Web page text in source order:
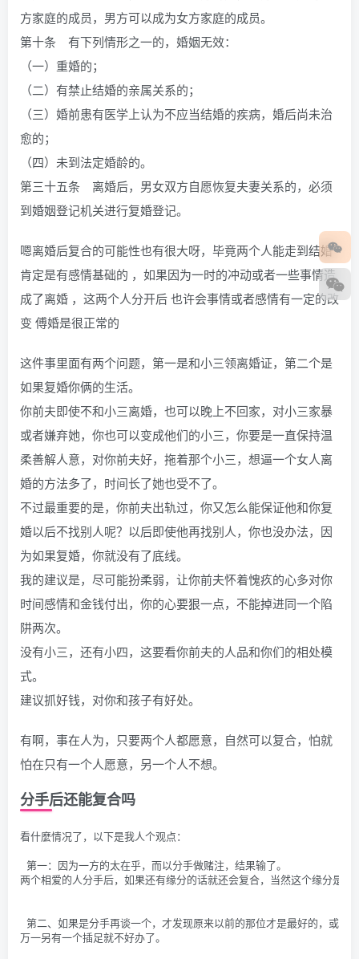
方家庭的成员，男方可以成为女方家庭的成员。
第十条 有下列情形之一的，婚姻无效：
（一）重婚的；
（二）有禁止结婚的亲属关系的；
（三）婚前患有医学上认为不应当结婚的疾病，婚后尚未治
愈的；
（四）未到法定婚龄的。
第三十五条 离婚后，男女双方自愿恢复夫妻关系的，必须
到婚姻登记机关进行复婚登记。
嗯离婚后复合的可能性也有很大呀，毕竟两个人能走到结婚
肯定是有感情基础的 ，如果因为一时的冲动或者一些事情造
成了离婚 ，这两个人分开后 也许会事情或者感情有一定的改
变 傅婚是很正常的
这件事里面有两个问题，第一是和小三领离婚证，第二个是
如果复婚你俩的生活。
你前夫即使不和小三离婚，也可以晚上不回家，对小三家暴
或者嫌弃她，你也可以变成他们的小三，你要是一直保持温
柔善解人意，对你前夫好，拖着那个小三，想逼一个女人离
婚的方法多了，时间长了她也受不了。
不过最重要的是，你前夫出轨过，你又怎么能保证他和你复
婚以后不找别人呢？以后即使他再找别人，你也没办法，因
为如果复婚，你就没有了底线。
我的建议是，尽可能扮柔弱，让你前夫怀着愧疚的心多对你
时间感情和金钱付出，你的心要狠一点，不能掉进同一个陷
阱两次。
没有小三，还有小四，这要看你前夫的人品和你们的相处模
式。
建议抓好钱，对你和孩子有好处。
有啊，事在人为，只要两个人都愿意，自然可以复合，怕就
怕在只有一个人愿意，另一个人不想。
分手后还能复合吗
看什麼情况了，以下是我人个观点：
第一：因为一方的太在乎，而以分手做赌注，结果输了。
两个相爱的人分手后，如果还有缘分的话就还会复合，当然这个缘分是
第二、如果是分手再谈一个，才发现原来以前的那位才是最好的，或者
万一另有一个插足就不好办了。